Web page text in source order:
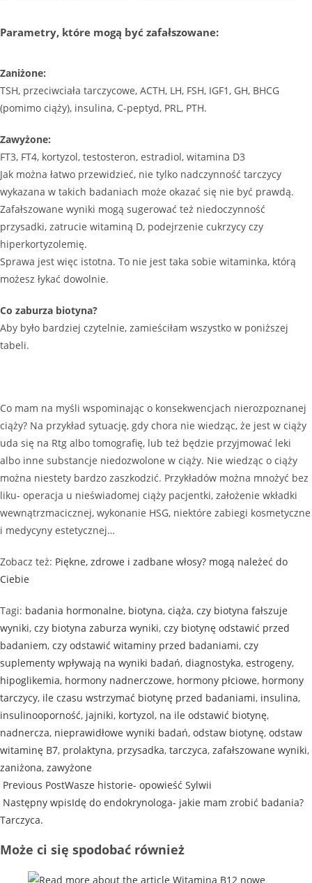
Parametry, które mogą być zafałszowane:
Zaniżone:
TSH, przeciwciała tarczycowe, ACTH, LH, FSH, IGF1, GH, BHCG
(pomimo ciąży), insulina, C-peptyd, PRL, PTH.
Zawyżone:
FT3, FT4, kortyzol, testosteron, estradiol, witamina D3
Jak można łatwo przewidzieć, nie tylko nadczynność tarczycy
wykazana w takich badaniach może okazać się nie być prawdą.
Zafałszowane wyniki mogą sugerować też niedoczynność
przysadki, zatrucie witaminą D, podejrzenie cukrzycy czy
hiperkortyzolemię.
Sprawa jest więc istotna. To nie jest taka sobie witaminka, którą
możesz łykać dowolnie.
Co zaburza biotyna?
Aby było bardziej czytelnie, zamieściłam wszystko w poniższej
tabeli.
Co mam na myśli wspominając o konsekwencjach nierozpoznanej
ciąży? Na przykład sytuację, gdy chora nie wiedząc, że jest w ciąży
uda się na Rtg albo tomografię, lub też będzie przyjmować leki
albo inne substancje niedozwolone w ciąży. Nie wiedząc o ciąży
można niestety bardzo zaszkodzić. Przykładów można mnożyć bez
liku- operacja u nieświadomej ciąży pacjentki, założenie wkładki
wewnątrzmacicznej, wykonanie HSG, niektóre zabiegi kosmetyczne
i medycyny estetycznej…
Zobacz też: Piękne, zdrowe i zadbane włosy? mogą należeć do
Ciebie
Tagi: badania hormonalne, biotyna, ciąża, czy biotyna fałszuje
wyniki, czy biotyna zaburza wyniki, czy biotynę odstawić przed
badaniem, czy odstawić witaminy przed badaniami, czy
suplementy wpływają na wyniki badań, diagnostyka, estrogeny,
hipoglikemia, hormony nadnerczowe, hormony płciowe, hormony
tarczycy, ile czasu wstrzymać biotynę przed badaniami, insulina,
insulinooporność, jajniki, kortyzol, na ile odstawić biotynę,
nadnercza, nieprawidłowe wyniki badań, odstaw biotynę, odstaw
witaminę B7, prolaktyna, przysadka, tarczyca, zafałszowane wyniki,
zaniżona, zawyżone
Previous PostWasze historie- opowieść Sylwii
Następny wpisIdę do endokrynologa- jakie mam zrobić badania?
Tarczyca.
Może ci się spodobać również